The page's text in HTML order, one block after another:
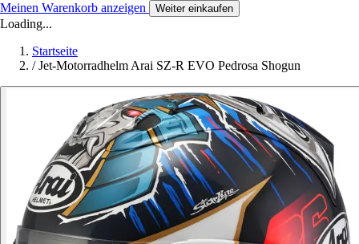
Meinen Warenkorb anzeigen Weiter einkaufen
Loading...
Startseite
/ Jet-Motorradhelm Arai SZ-R EVO Pedrosa Shogun